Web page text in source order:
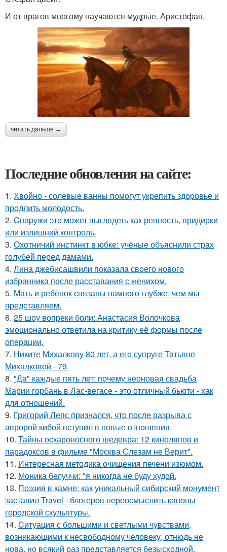
И от врагов многому научаются мудрые. Аристофан.
читать дальше →
Последние обновления на сайте:
1. Хвойно - солевые ванны помогут укрепить здоровье и
продлить молодость.
2. Cнаpужи это может выглядеть как ревность, придирки
или излишний контроль.
3. Охотничий инстинкт в юбке: учёные объяснили страх
голубей перед дамами.
4. Лина джебисашвили показала своего нового
избранника после расставания с женихом.
5. Мать и ребёнок связаны намного глубже, чем мы
представляем.
6. 25 шоу вопреки боли: Анастасия Волочкова
эмоционально ответила на критику её формы после
операции.
7. Никите Михалкову 80 лет, а его супруге Татьяне
Михалковой - 79.
8. "Да" каждые пять лет: почему неоновая свадьба
Марии горбань в Лас-вегасе - это отличный бьюти - хак
для отношений.
9. Григорий Лепс признался, что после разрыва с
авророй кибой вступил в новые отношения.
10. Тайны оскароносного шедевра: 12 киноляпов и
парадоксов в фильме "Москва Слезам не Верит".
11. Интересная методика очищения печени изюмом.
12. Моника белуччи: "я никогда не буду худой.
13. Поэзия в камне: как уникальный сибирский монумент
заставил Travel - блогеров переосмыслить каноны
городской скульптуры.
14. Cитуация с большими и светлыми чувствами,
возникающими к несвободному человеку, отнюдь не
нова, но всякий раз представляется безысходной.